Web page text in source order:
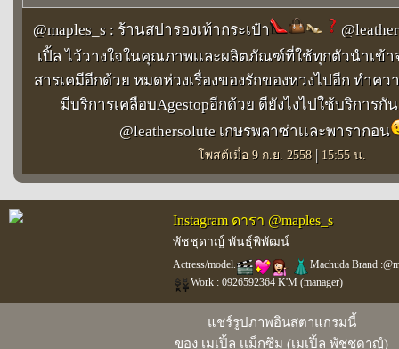
@maples_s : ร้านสปารองเท้ากระเป๋า
เปิ้ล ไว้วางใจในคุณภาพเเละผลิตภัณฑ์ที่ใช้ทุกตัวนำเข้า
สารเคมีอีกด้วย หมดห่วงเรื่องของรักของหวงไปอีก ทำคว
มีบริการเคลือบAgestopอีกด้วย ดียังไงไปใช้บริการกั
@leathersolute เกษรพลาซ่าเเละพารากอน
โพสต์เมื่อ 9 ก.ย. 2558 | 15:55 น.
Instagram ดารา @maples_s
พัชชุดาญ์ พันธุ์พิพัฒน์
Actress/model.
Machuda Brand
Work : 0926592364 K'M (manager)
แชร์รูปภาพอินสตาแกรมนี้
ของ เมเปิ้ล เเม็กซิม (เมเปิ้ล พัชชุดาญ์)